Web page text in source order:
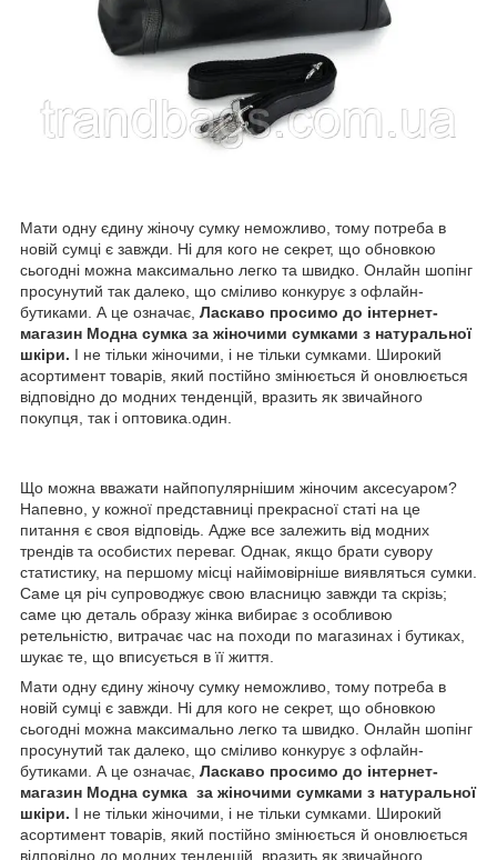
Мати одну єдину жіночу сумку неможливо, тому потреба в
новій сумці є завжди. Ні для кого не секрет, що обновкою
сьогодні можна максимально легко та швидко. Онлайн шопінг
просунутий так далеко, що сміливо конкурує з офлайн-
бутиками. А це означає, Ласкаво просимо до інтернет-
магазин Модна сумка за жіночими сумками з натуральної
шкіри. І не тільки жіночими, і не тільки сумками. Широкий
асортимент товарів, який постійно змінюється й оновлюється
відповідно до модних тенденцій, вразить як звичайного
покупця, так і оптовика.один.
Що можна вважати найпопулярнішим жіночим аксесуаром?
Напевно, у кожної представниці прекрасної статі на це
питання є своя відповідь. Адже все залежить від модних
трендів та особистих переваг. Однак, якщо брати сувору
статистику, на першому місці найімовірніше виявляться сумки.
Саме ця річ супроводжує свою власницю завжди та скрізь;
саме цю деталь образу жінка вибирає з особливою
ретельністю, витрачає час на походи по магазинах і бутиках,
шукає те, що вписується в її життя.
Мати одну єдину жіночу сумку неможливо, тому потреба в
новій сумці є завжди. Ні для кого не секрет, що обновкою
сьогодні можна максимально легко та швидко. Онлайн шопінг
просунутий так далеко, що сміливо конкурує з офлайн-
бутиками. А це означає, Ласкаво просимо до інтернет-
магазин Модна сумка за жіночими сумками з натуральної
шкіри. І не тільки жіночими, і не тільки сумками. Широкий
асортимент товарів, який постійно змінюється й оновлюється
відповідно до модних тенденцій, вразить як звичайного